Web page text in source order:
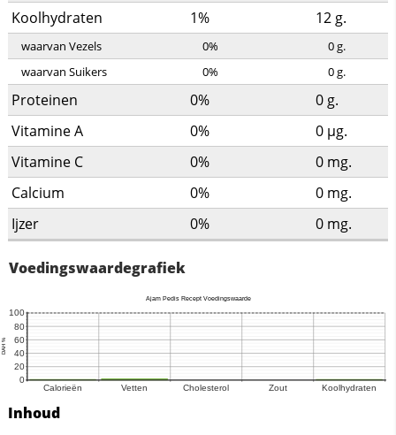
Koolhydraten 1% 12g.
waarvan Vezels 0% 0g.
waarvan Suikers
0% 0g.
Proteinen 0% 0g.
Vitamine A
0% 0 µg.
Vitamine C
0% 0 mg.
Calcium
0% 0 mg.
Ijzer
0% 0 mg.
Voedingswaardegrafiek
Inhoud